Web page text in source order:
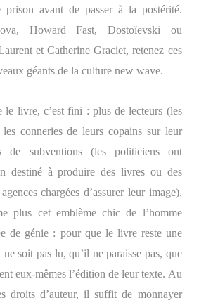
prison avant de passer à la postérité.
Howard Fast, Dostoïevski ou
et Catherine Graciet, retenez ces
géants de la culture new wave.
le livre, c’est fini : plus de lecteurs (les
conneries de leurs copains sur leur
de subventions (les politiciens ont
destiné à produire des livres ou des
chargées d’assurer leur image),
plus cet emblème chic de l’homme
de génie : pour que le livre reste une
soit pas lu, qu’il ne paraisse pas, que
eux-mêmes l’édition de leur texte. Au
droits d’auteur, il suffit de monnayer